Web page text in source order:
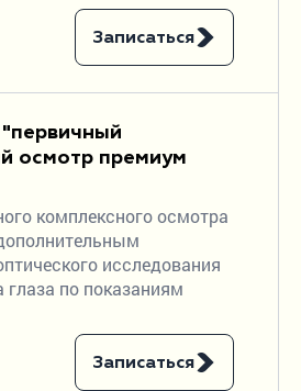
Записаться
"первичный
осмотр премиум
комплексного осмотра
исследования
глаза по показаниям
Записаться